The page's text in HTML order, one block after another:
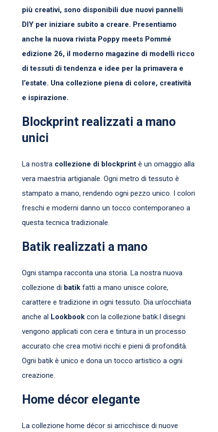
più creativi, sono disponibili due nuovi pannelli
DIY per iniziare subito a creare. Presentiamo
anche la nuova rivista Poppy meets Pommé
edizione 26, il moderno magazine di modelli ricco
di tessuti di tendenza e idee per la primavera e
l’estate. Una collezione piena di colore, creatività
e ispirazione.
Blockprint realizzati a mano
unici
La nostra collezione di blockprint è un omaggio alla
vera maestria artigianale. Ogni metro di tessuto è
stampato a mano, rendendo ogni pezzo unico. I colori
freschi e moderni danno un tocco contemporaneo a
questa tecnica tradizionale.
Batik realizzati a mano
Ogni stampa racconta una storia. La nostra nuova
collezione di batik fatti a mano unisce colore,
carattere e tradizione in ogni tessuto. Dia un’occhiata
anche al Lookbook con la collezione batik.I disegni
vengono applicati con cera e tintura in un processo
accurato che crea motivi ricchi e pieni di profondità.
Ogni batik è unico e dona un tocco artistico a ogni
creazione.
Home décor elegante
La collezione home décor si arricchisce di nuove